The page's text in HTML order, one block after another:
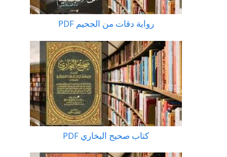
رواية دقات من الجحيم PDF
كتاب صحيح البخاري PDF